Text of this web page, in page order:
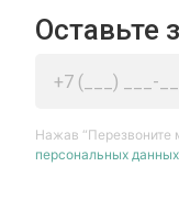
Оставьте
Нажав “Перезвоните
персональных данных